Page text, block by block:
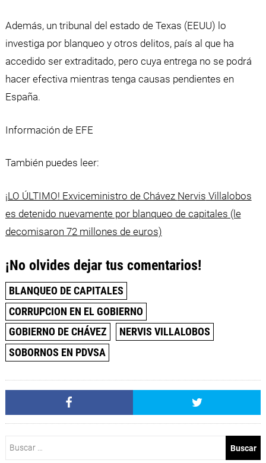
Además, un tribunal del estado de Texas (EEUU) lo
investiga por blanqueo y otros delitos, país al que ha
accedido ser extraditado, pero cuya entrega no se podrá
hacer efectiva mientras tenga causas pendientes en
España.
Información de EFE
También puedes leer:
¡LO ÚLTIMO! Exviceministro de Chávez Nervis Villalobos
es detenido nuevamente por blanqueo de capitales (le
decomisaron 72 millones de euros)
¡No olvides dejar tus comentarios!
BLANQUEO DE CAPITALES
CORRUPCION EN EL GOBIERNO
GOBIERNO DE CHÁVEZ
NERVIS VILLALOBOS
SOBORNOS EN PDVSA